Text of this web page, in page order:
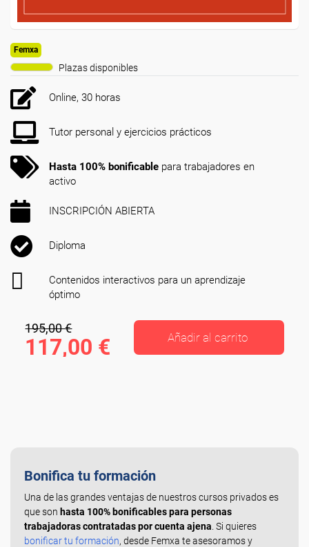
Femxa
Plazas disponibles
Online, 30 horas
Tutor personal y ejercicios prácticos
Hasta 100% bonificable para trabajadores en
activo
INSCRIPCIÓN ABIERTA
Diploma
Contenidos interactivos para un aprendizaje
óptimo
195,00 €
117,00 € Añadir al carrito
Bonifica tu formación
Una de las grandes ventajas de nuestros cursos privados es
que son hasta 100% bonificables para personas
trabajadoras contratadas por cuenta ajena . Si quieres
bonificar tu formación, desde Femxa te asesoramos y